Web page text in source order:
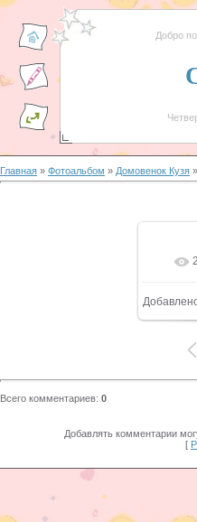
Добро
Главная » Фотоальбом » Домовенок Кузя
Всего комментариев: 0
Добавлять комментарии
[